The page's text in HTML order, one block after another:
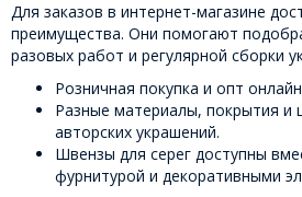
Для заказов в интернет-магазине
преимущества. Они помогают
разовых работ и регулярной сборки
Розничная покупка и опт
Разные материалы, покрытия и
авторских украшений.
Швензы для серег доступны
фурнитурой и декоративными